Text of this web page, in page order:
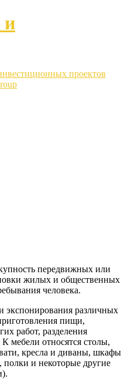
и
проектов
передвижных или
жилых и общественных
человека.
экспонирования различных
пищи,
работ, разделения
мебели относятся столы,
кресла и диваны, шкафы
и некоторые другие